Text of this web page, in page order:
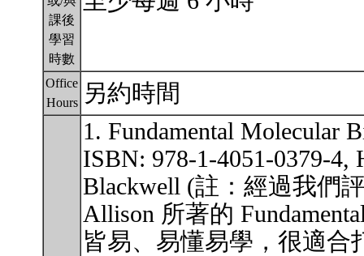
課後
學習
時數
Office
Hours
另約時間
1. Fundamental Molecular
ISBN: 978-1-4051-0379-4,
Blackwell (註：經過我們
Allison 所著的
皆易、易懂易學，很適合